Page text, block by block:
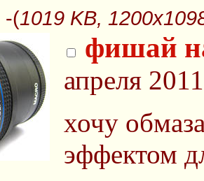
-(1019 KB,
фишай
апреля
хочу
эффектом